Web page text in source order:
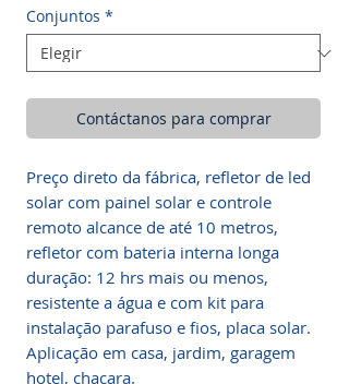
Conjuntos *
Contáctanos para comprar
Preço direto da fábrica, refletor de led
solar com painel solar e controle
remoto alcance de até 10 metros,
refletor com bateria interna longa
duração: 12 hrs mais ou menos,
resistente a água e com kit para
instalação parafuso e fios, placa solar.
Aplicação em casa, jardim, garagem
hotel, chacara.